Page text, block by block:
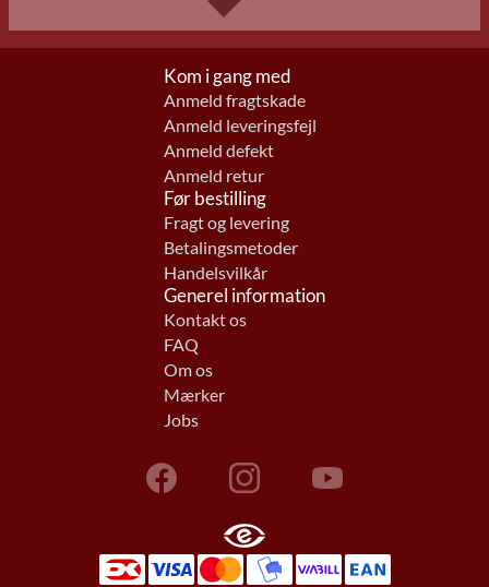
Kom i gang med
Anmeld fragtskade
Anmeld leveringsfejl
Anmeld defekt
Anmeld retur
Før bestilling
Fragt og levering
Betalingsmetoder
Handelsvilkår
Generel information
Kontakt os
FAQ
Om os
Mærker
Jobs